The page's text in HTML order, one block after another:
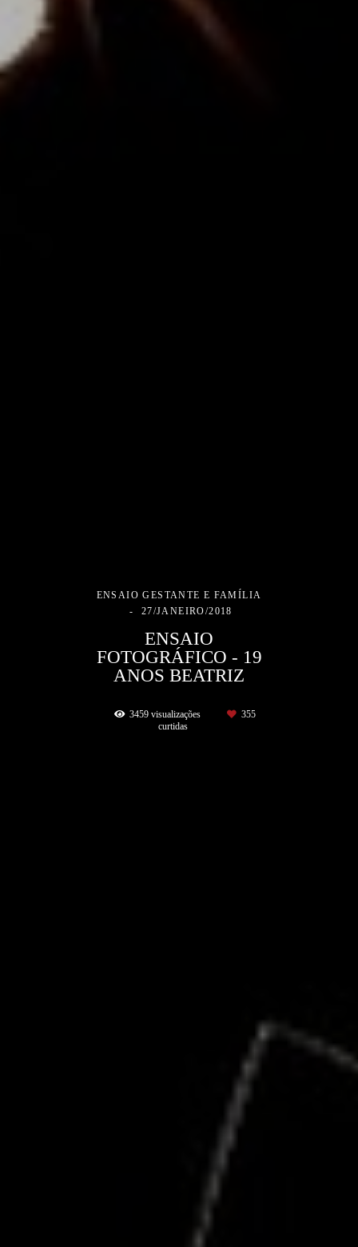
ENSAIO GESTANTE E FAMÍLIA
27/JANEIRO/2018
ENSAIO
FOTOGRÁFICO - 19
ANOS BEATRIZ
3459 visualizações
355
curtidas